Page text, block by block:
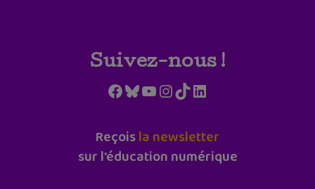
Suivez-nous !
Facebook
Bluesky
YouTube
Instagram
TikTokLinkedIn
Reçoisla newsletter
sur l'éducation numérique